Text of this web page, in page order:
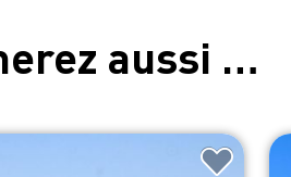
aussi …